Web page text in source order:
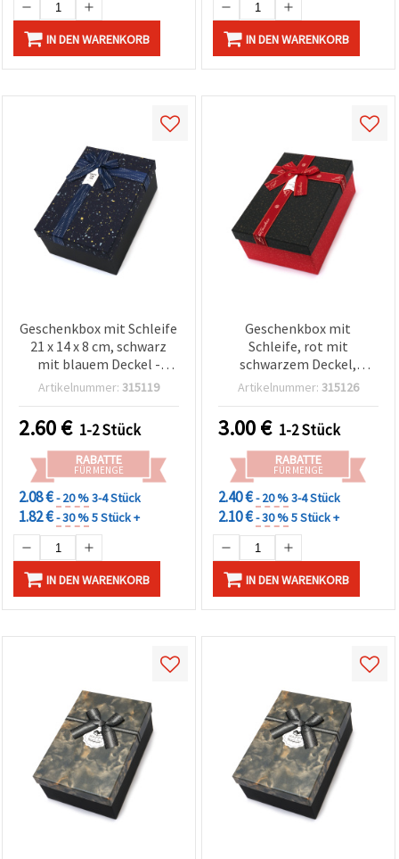
IN DEN WARENKORB IN DEN WARENKORB
Geschenkbox mit Schleife
21 x 14 x 8 cm, schwarz
mit blauem Deckel -
Geschenkverpackung für
Artikelnummer: 315119
2.60€ 1-2 Stück
RABATTE
FÜR MENGE
2.08 €- 20 %3-4 Stück
1.82 €- 30 %5 Stück +
IN DEN WARENKORB
Geschenkbox mit
Schleife, rot mit
schwarzem Deckel,
23x16x9 cm
Artikelnummer: 315126
3.00€ 1-2 Stück
RABATTE
FÜR MENGE
2.40 €- 20 %3-4 Stück
2.10 €- 30 %5 Stück +
IN DEN WARENKORB